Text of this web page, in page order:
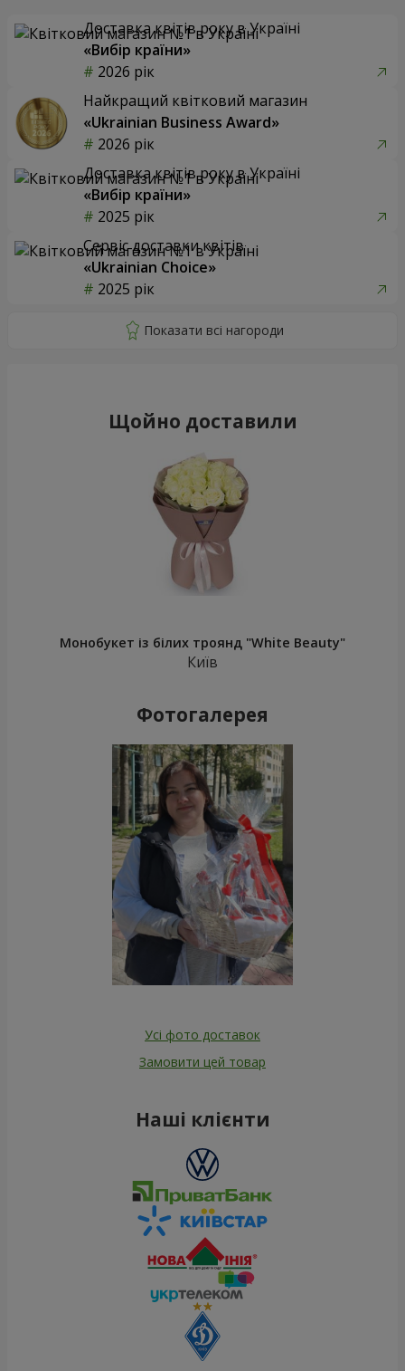
Доставка квітів року в Україні
«Вибір країни»
2026 рік
Найкращий квітковий магазин
«Ukrainian Business Award»
2026 рік
Доставка квітів року в Україні
«Вибір країни»
2025 рік
Сервіс доставки квітів
«Ukrainian Choice»
2025 рік
Щойно доставили
Монобукет із білих троянд "White Beauty"
Київ
Фотогалерея
Усі фото доставок
Замовити цей товар
Наші клієнти